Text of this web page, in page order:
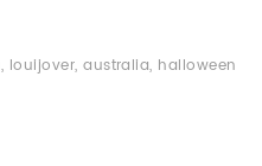
, louijover,australia, halloween